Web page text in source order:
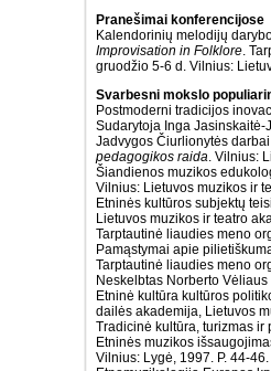
Pranešimai konferencijose
Kalendorinių melodijų
Improvisation in Folklore.
gruodžio 5-6 d. Vilnius:
Svarbesni mokslo
Postmoderni tradicijos
Sudarytoja Inga Jasinskaitė-
Jadvygos Čiurlionytės
pedagogikos raida. Vilnius:
Šiandienos muzikos
Vilnius: Lietuvos muzikos ir
Etninės kultūros subjektų
Lietuvos muzikos ir teatro
Tarptautinė liaudies meno
Pamąstymai apie
Tarptautinė liaudies meno
Neskelbtas Norberto
Etninė kultūra kultūros
dailės akademija, Lietuvos
Tradicinė kultūra, turizmas
Etninės muzikos
Vilnius: Lygė, 1997. P. 44-46.